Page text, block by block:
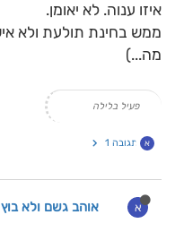
איזו ענוה. לא יאומן.
ממש בחינת תולעת ולא
מה...)
פעיל בלילה
א תגובה 1
א אוהב גשם ולא בוץ